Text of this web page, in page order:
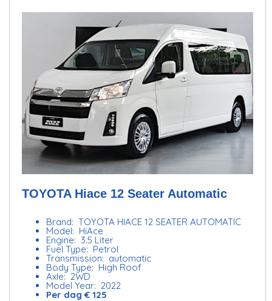
TOYOTA Hiace 12 Seater Automatic
Brand: TOYOTA HIACE 12 SEATER AUTOMATIC
Model: HiAce
Engine: 3.5 Liter
Fuel Type: Petrol
Transmission: automatic
Body Type: High Roof
Axle: 2WD
Model Year: 2022
Per dag € 125